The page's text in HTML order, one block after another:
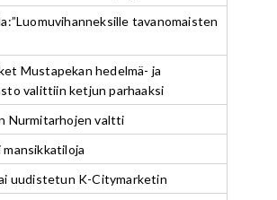
tavanomaisten
Mustapekan hedelmä- ja
valittiin ketjun parhaaksi
Nurmitarhojen valtti
uudistetun K-Citymarketin